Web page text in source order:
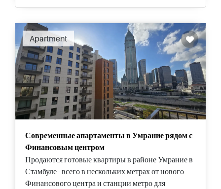
Apartment
Современные апартаменты в Умрание рядом с
Финансовым центром
Продаются готовые квартиры в районе Умрание в
Стамбуле - всего в нескольких метрах от нового
Финансового центра и станции метро для